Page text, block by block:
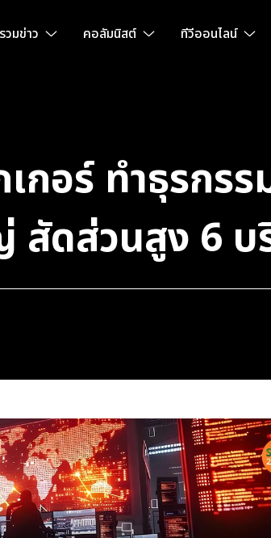
รวมข่าว คอลัมนิสต์ ทีวีออนไลน์
เกอร์ ทำธุรก
สัดส่วนสูง 6 บ